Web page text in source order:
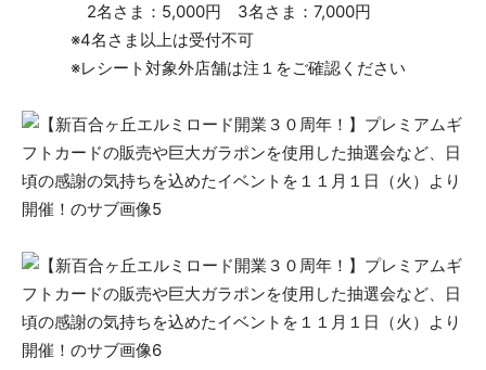
2名さま：5,000円 3名さま：7,000円
※4名さま以上は受付不可
※レシート対象外店舗は注１をご確認ください